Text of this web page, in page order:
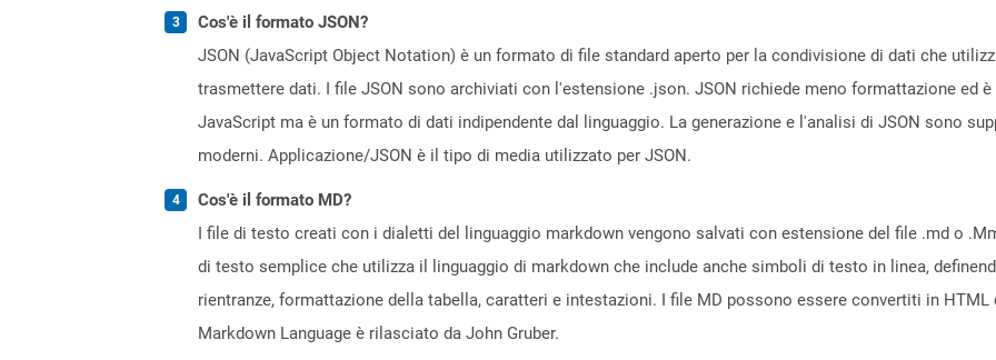
Cos'è il formato JSON?
JSON (JavaScript Object Notation) è un formato di file standard aperto per la condivisione di dati che
trasmettere dati. I file JSON sono archiviati con l'estensione .json. JSON richiede meno formattazione ed è
JavaScript ma è un formato di dati indipendente dal linguaggio. La generazione e l'analisi di JSON sono
moderni. Applicazione/JSON è il tipo di media utilizzato per JSON.
Cos'è il formato MD?
I file di testo creati con i dialetti del linguaggio markdown vengono salvati con estensione del file .md o
di testo semplice che utilizza il linguaggio di markdown che include anche simboli di testo in linea,
rientranze, formattazione della tabella, caratteri e intestazioni. I file MD possono essere convertiti in
Markdown Language è rilasciato da John Gruber.